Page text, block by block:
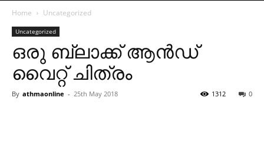
Home Uncategorized
Uncategorized
ഒരു ബ്ലാക്ക്‌ ആൻഡ്
വൈറ്റ് ചിത്രം
By athmaonline - 25th May 2018 0
1312